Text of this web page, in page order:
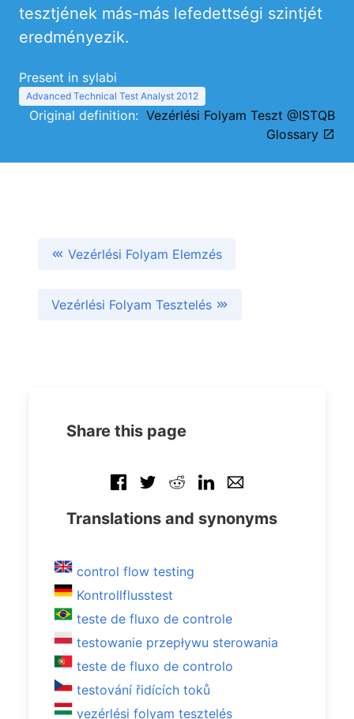
tesztjének más-más lefedettségi szintjét
eredményezik.
Present in sylabi
Advanced Technical Test Analyst 2012
Original definition: Vezérlési Folyam Teszt @ISTQB
Glossary
Vezérlési Folyam Elemzés
Vezérlési Folyam Tesztelés
Share this page
Translations and synonyms
control flow testing
Kontrollflusstest
teste de fluxo de controle
testowanie przepływu sterowania
teste de fluxo de controlo
testování řidících toků
vezérlési folyam tesztelés